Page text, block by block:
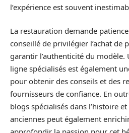
l’expérience est souvent
La restauration demande
conseillé de privilégier l’achat de
garantir l’authenticité du modèle.
ligne spécialisés est également
pour obtenir des conseils et des
fournisseurs de confiance. En
blogs spécialisés dans l’histoire
anciennes peut également